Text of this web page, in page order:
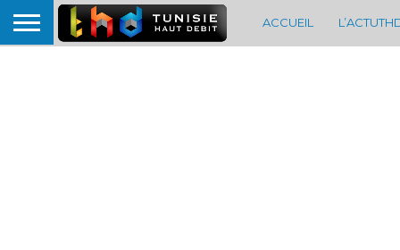
ACCUEIL